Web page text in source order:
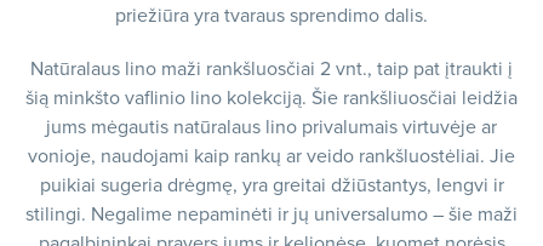
priežiūra yra tvaraus sprendimo dalis.
Natūralaus lino maži rankšluosčiai 2 vnt., taip pat įtraukti į
šią minkšto vaflinio lino kolekciją. Šie rankšliuosčiai leidžia
jums mėgautis natūralaus lino privalumais virtuvėje ar
vonioje, naudojami kaip rankų ar veido rankšluostėliai. Jie
puikiai sugeria drėgmę, yra greitai džiūstantys, lengvi ir
stilingi. Negalime nepaminėti ir jų universalumo – šie maži